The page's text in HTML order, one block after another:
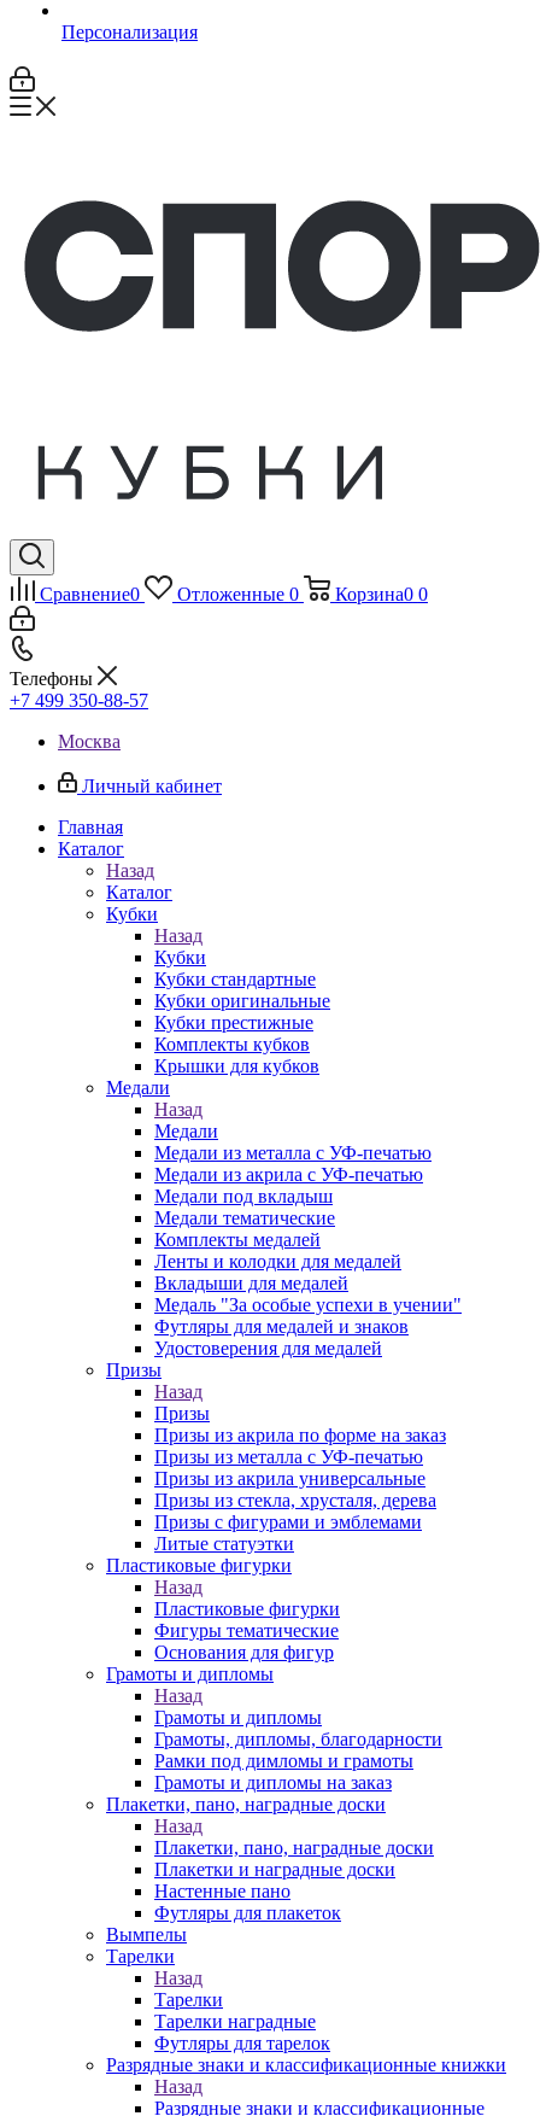
Персонализация
Сравнение0 Отложенные 0 Корзина0 0
Телефоны
+7 499 350-88-57
Москва
Личный кабинет
Главная
Каталог
Назад
Каталог
Кубки
Назад
Кубки
Кубки стандартные
Кубки оригинальные
Кубки престижные
Комплекты кубков
Крышки для кубков
Медали
Назад
Медали
Медали из металла с УФ-печатью
Медали из акрила с УФ-печатью
Медали под вкладыш
Медали тематические
Комплекты медалей
Ленты и колодки для медалей
Вкладыши для медалей
Медаль "За особые успехи в учении"
Футляры для медалей и знаков
Удостоверения для медалей
Призы
Назад
Призы
Призы из акрила по форме на заказ
Призы из металла с УФ-печатью
Призы из акрила универсальные
Призы из стекла, хрусталя, дерева
Призы с фигурами и эмблемами
Литые статуэтки
Пластиковые фигурки
Назад
Пластиковые фигурки
Фигуры тематические
Основания для фигур
Грамоты и дипломы
Назад
Грамоты и дипломы
Грамоты, дипломы, благодарности
Рамки под димломы и грамоты
Грамоты и дипломы на заказ
Плакетки, пано, наградные доски
Назад
Плакетки, пано, наградные доски
Плакетки и наградные доски
Настенные пано
Футляры для плакеток
Вымпелы
Тарелки
Назад
Тарелки
Тарелки наградные
Футляры для тарелок
Разрядные знаки и классификационные книжки
Назад
Разрядные знаки и классификационные